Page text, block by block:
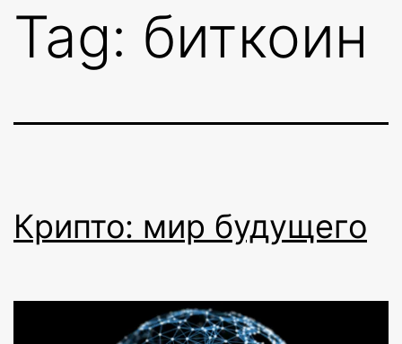
Tag: биткоин
Крипто: мир будущего